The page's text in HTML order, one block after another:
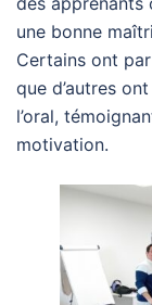
une bonne
Certains ont
que d’autres
l’oral,
motivation.